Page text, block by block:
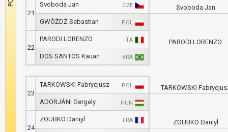
21
Svoboda Jan CZE
GWÓŹDŹ Sebastian POL
22
PARODI LORENZO ITA
DOS SANTOS Kauan BRA
23
TARKOWSKI Fabrycjusz POL
ADORJÁNI Gergely HUN
24
ZOUBKO Daniyl FRA
Svoboda Jan
PARODI LORENZO
TARKOWSKI
ZOUBKO Daniyl